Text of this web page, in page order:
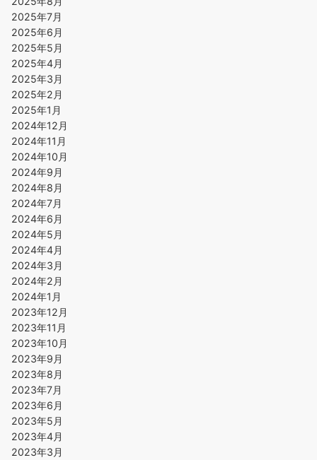
2025年7月
2025年6月
2025年5月
2025年4月
2025年3月
2025年2月
2025年1月
2024年12月
2024年11月
2024年10月
2024年9月
2024年8月
2024年7月
2024年6月
2024年5月
2024年4月
2024年3月
2024年2月
2024年1月
2023年12月
2023年11月
2023年10月
2023年9月
2023年8月
2023年7月
2023年6月
2023年5月
2023年4月
2023年3月